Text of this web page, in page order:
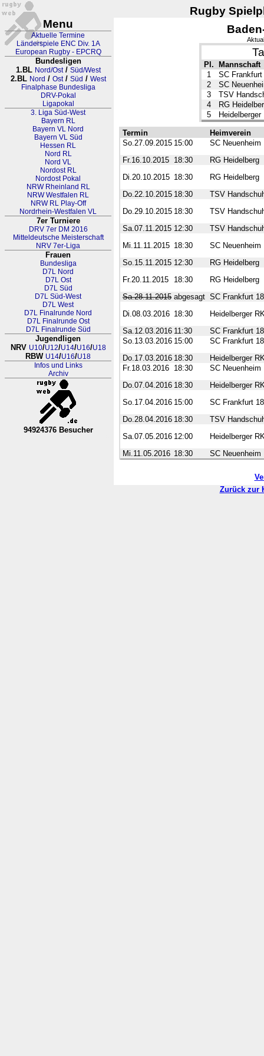
Rugby
Menu
Aktuelle Termine
Länderspiele ENC Div. 1A
European Rugby - EPCRQ
Bundesligen
1.BL Nord/Ost/ Süd/West
2.BL Nord / Ost/ Süd / West
Finalphase Bundesliga
DRV-Pokal
Ligapokal
3. Liga Süd-West
Bayern RL
Bayern VL Nord
Bayern VL Süd
Hessen RL
Nord RL
Nord VL
Nordost RL
Nordost Pokal
NRW Rheinland RL
NRW Westfalen RL
NRW RL Play-Off
Nordrhein-Westfalen VL
7er Turniere
DRV 7er DM 2016
Mitteldeutsche Meisterschaft
NRV 7er-Liga
Frauen
Bundesliga
D7L Nord
D7L Ost
D7L Süd
D7L Süd-West
D7L West
D7L Finalrunde Nord
D7L Finalrunde Ost
D7L Finalrunde Süd
Jugendligen
NRV U10/U12/U14/U16/U18
RBW U14/U16/U18
Infos und Links
Archiv
94924376 Besucher
Pl.
Mannschaft
1
SC Frankfurt
2
SC
3
TSV
4
RG
5
Heidelberger
Termin
Heimverein
So.27.09.2015 15:00
SC Neuenheim
Fr.16.10.2015 18:30
RG Heidelberg
Di.20.10.2015 18:30
RG Heidelberg
Do.22.10.2015 18:30
TSV
Do.29.10.2015 18:30
TSV
Sa.07.11.2015 12:30
TSV
Mi.11.11.2015 18:30
SC Neuenheim
So.15.11.2015 12:30
RG Heidelberg
Fr.20.11.2015
18:30
RG Heidelberg
Sa.28.11.2015 abgesagt SC Frankfurt
Di.08.03.2016 18:30
Heidelberger
Sa.12.03.2016 11:30
SC Frankfurt
So.13.03.2016 15:00
SC Frankfurt
Do.17.03.2016 18:30
Heidelberger
Fr.18.03.2016 18:30
SC Neuenheim
Do.07.04.2016 18:30
Heidelberger
So.17.04.2016 15:00
SC Frankfurt
Do.28.04.2016 18:30
TSV
Sa.07.05.2016 12:00
Heidelberger
Mi.11.05.2016 18:30 SC Neuenheim
Zurück zur